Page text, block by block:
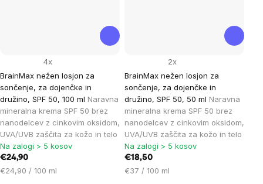
BrainMax nežen losjon za
sončenje, za dojenčke in
družino, SPF 50, 100 ml Naravna
mineralna krema SPF 50 brez
nanodelcev z cinkovim oksidom,
UVA/UVB zaščita za kožo in telo
4x
Na zalogi > 5 kosov
€24,90
Cena
€24,90 / 100 ml
BrainMax nežen losjon za
sončenje, za dojenčke in
družino, SPF 50, 50 ml Naravna
mineralna krema SPF 50 brez
nanodelcev z cinkovim oksidom,
UVA/UVB zaščita za kožo in telo
2x
Na zalogi > 5 kosov
€18,50
Cena
€37 / 100 ml